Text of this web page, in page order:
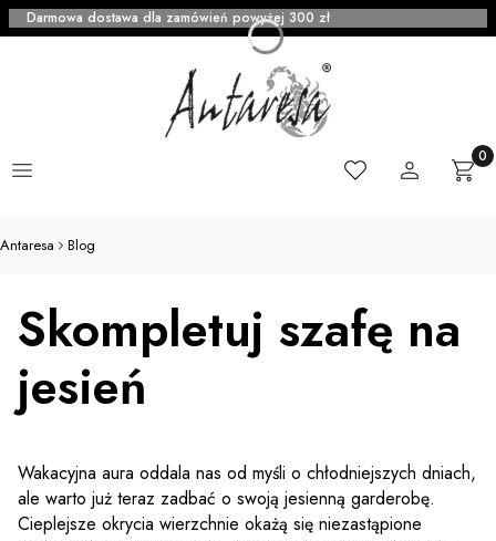
Darmowa dostawa dla zamówień powyżej 300 zł
Menu UlubioneZaloguj się
Antaresa Blog
Skompletuj szafę na
jesień
Wakacyjna aura oddala nas od myśli o chłodniejszych dniach,
ale warto już teraz zadbać o swoją jesienną garderobę.
Cieplejsze okrycia wierzchnie okażą się niezastąpione